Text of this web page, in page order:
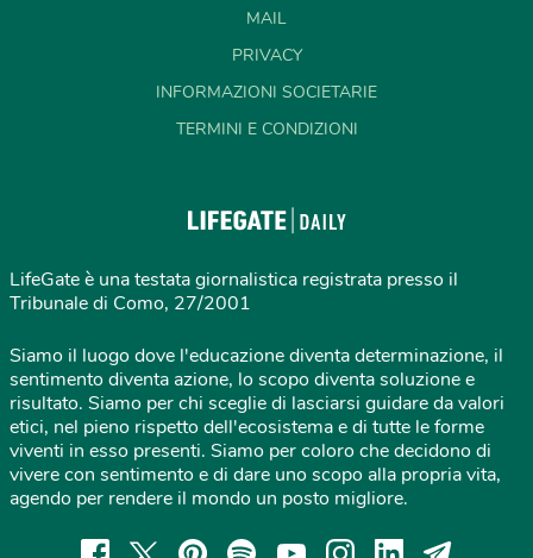
MAIL
PRIVACY
INFORMAZIONI SOCIETARIE
TERMINI E CONDIZIONI
LifeGate è una testata giornalistica registrata presso il
Tribunale di Como, 27/2001
Siamo il luogo dove l'educazione diventa determinazione, il
sentimento diventa azione, lo scopo diventa soluzione e
risultato. Siamo per chi sceglie di lasciarsi guidare da valori
etici, nel pieno rispetto dell'ecosistema e di tutte le forme
viventi in esso presenti. Siamo per coloro che decidono di
vivere con sentimento e di dare uno scopo alla propria vita,
agendo per rendere il mondo un posto migliore.